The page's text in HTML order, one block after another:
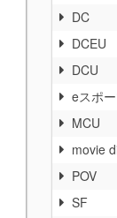
DC
DCEU
DCU
eスポ
MCU
movie
POV
SF